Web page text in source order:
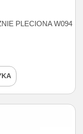
PLECIONA W094